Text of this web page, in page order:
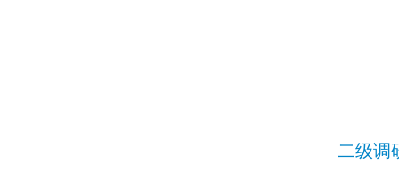
二级调